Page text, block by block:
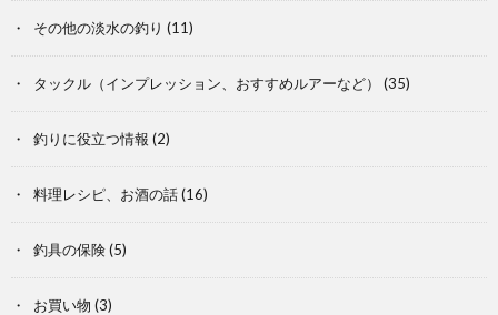
その他の淡水の釣り (11)
タックル（インプレッション、おすすめルアーなど） (35)
釣りに役立つ情報 (2)
料理レシピ、お酒の話(16)
釣具の保険(5)
お買い物 (3)